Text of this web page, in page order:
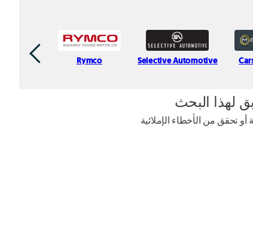
Rymco Selective Automotive
لهذا البحث
تحقق من الأخطاء الإملائية